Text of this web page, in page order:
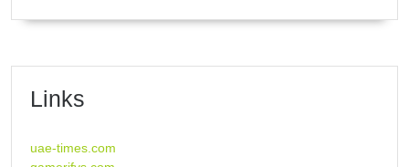
Links
uae-times.com